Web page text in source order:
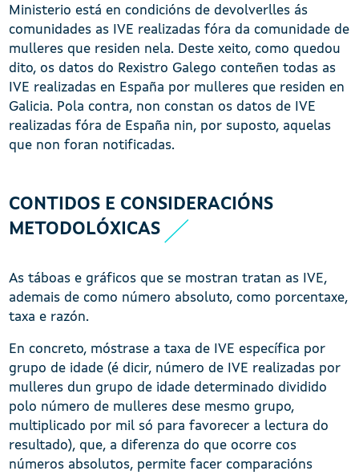
Ministerio está en condicións de devolverlles ás
comunidades as IVE realizadas fóra da comunidade de
mulleres que residen nela. Deste xeito, como quedou
dito, os datos do Rexistro Galego conteñen todas as
IVE realizadas en España por mulleres que residen en
Galicia. Pola contra, non constan os datos de IVE
realizadas fóra de España nin, por suposto, aquelas
que non foran notificadas.
CONTIDOS E CONSIDERACIÓNS
METODOLÓXICAS
As táboas e gráficos que se mostran tratan as IVE,
ademais de como número absoluto, como porcentaxe,
taxa e razón.
En concreto, móstrase a taxa de IVE específica por
grupo de idade (é dicir, número de IVE realizadas por
mulleres dun grupo de idade determinado dividido
polo número de mulleres dese mesmo grupo,
multiplicado por mil só para favorecer a lectura do
resultado), que, a diferenza do que ocorre cos
números absolutos, permite facer comparacións